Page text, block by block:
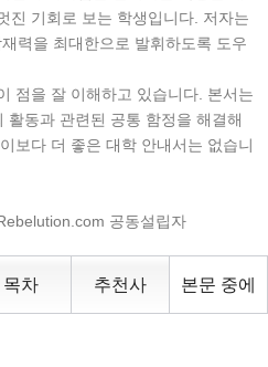
진 기회로 보는 학생입니다. 저자는
력을 최대한으로 발휘하도록 도우
점을 잘 이해하고 있습니다. 본서는
활동과 관련된 공통 함정을 해결해
보다 더 좋은 대학 안내서는 없습니
공동설립자
목차 추천사 본문 중에